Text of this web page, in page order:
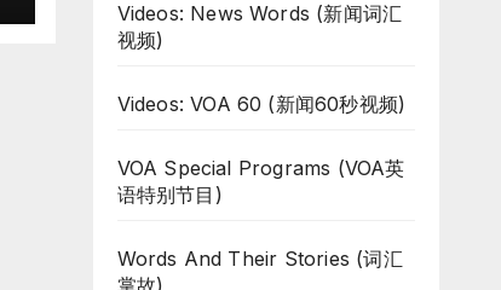
Videos: News Words (新闻词汇
视频)
Videos: VOA 60 (新闻60秒视频)
VOA Special Programs (VOA英
语特别节目)
Words And Their Stories (词汇
掌故)